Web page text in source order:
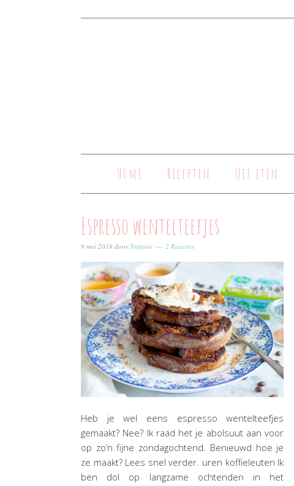
Home Recepten Uit eten
Espresso wentelteefjes
9 mei 2018 doorStefanie 2 Reacties
Heb je wel eens espresso wentelteefjes
gemaakt? Nee? Ik raad het je abolsuut aan voor
op zo’n fijne zondagochtend. Benieuwd hoe je
ze maakt? Lees snel verder. uren koffieleuten Ik
ben dol op langzame ochtenden in het